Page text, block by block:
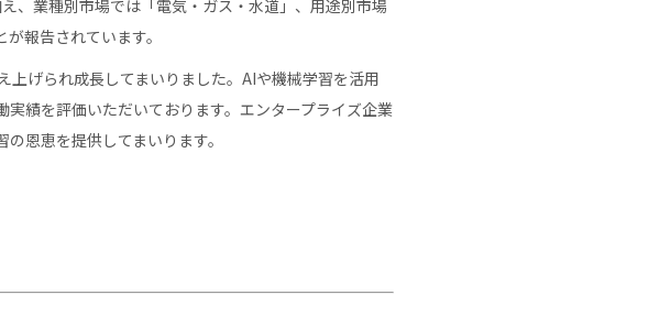
、業種別市場では「電気・ガス・水道」、用途別市場
報告されています。
げられ成長してまいりました。AIや機械学習を活用
績を評価いただいております。エンタープライズ企業
恩恵を提供してまいります。